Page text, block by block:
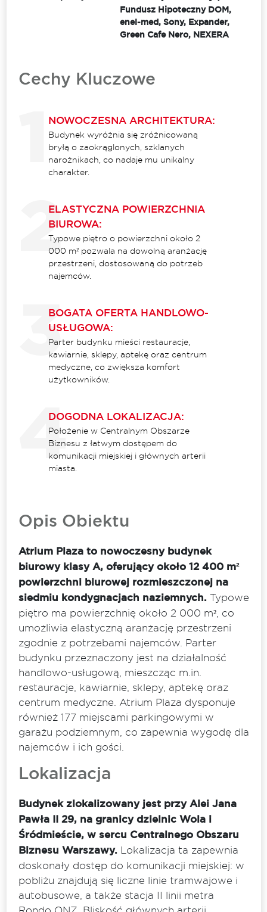
Fundusz Hipoteczny DOM,
enel-med, Sony, Expander,
Green Cafe Nero, NEXERA
Cechy Kluczowe
NOWOCZESNA ARCHITEKTURA:
Budynek wyróżnia się zróżnicowaną
bryłą o zaokrąglonych, szklanych
narożnikach, co nadaje mu unikalny
charakter.
ELASTYCZNA POWIERZCHNIA
BIUROWA:
Typowe piętro o powierzchni około 2
000 m² pozwala na dowolną aranżację
przestrzeni, dostosowaną do potrzeb
najemców.
BOGATA OFERTA HANDLOWO-
USŁUGOWA:
Parter budynku mieści restauracje,
kawiarnie, sklepy, aptekę oraz centrum
medyczne, co zwiększa komfort
użytkowników.
DOGODNA LOKALIZACJA:
Położenie w Centralnym Obszarze
Biznesu z łatwym dostępem do
komunikacji miejskiej i głównych arterii
miasta.
Opis Obiektu
Atrium Plaza to nowoczesny budynek
biurowy klasy A, oferujący około 12 400 m²
powierzchni biurowej rozmieszczonej na
siedmiu kondygnacjach naziemnych.Typowe
piętro ma powierzchnię około 2 000 m², co
umożliwia elastyczną aranżację przestrzeni
zgodnie z potrzebami najemców. Parter
budynku przeznaczony jest na działalność
handlowo-usługową, mieszcząc m.in.
restauracje, kawiarnie, sklepy, aptekę oraz
centrum medyczne. Atrium Plaza dysponuje
również 177 miejscami parkingowymi w
garażu podziemnym, co zapewnia wygodę dla
najemców i ich gości.
Lokalizacja
Budynek zlokalizowany jest przy Alei Jana
Pawła II 29, na granicy dzielnic Wola i
Śródmieście, w sercu Centralnego Obszaru
Biznesu Warszawy.Lokalizacja ta zapewnia
doskonały dostęp do komunikacji miejskiej: w
pobliżu znajdują się liczne linie tramwajowe i
autobusowe, a także stacja II linii metra